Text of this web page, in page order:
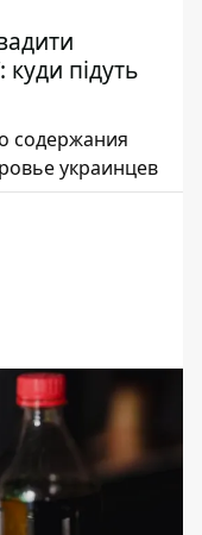
куди підуть
содержания
украинцев